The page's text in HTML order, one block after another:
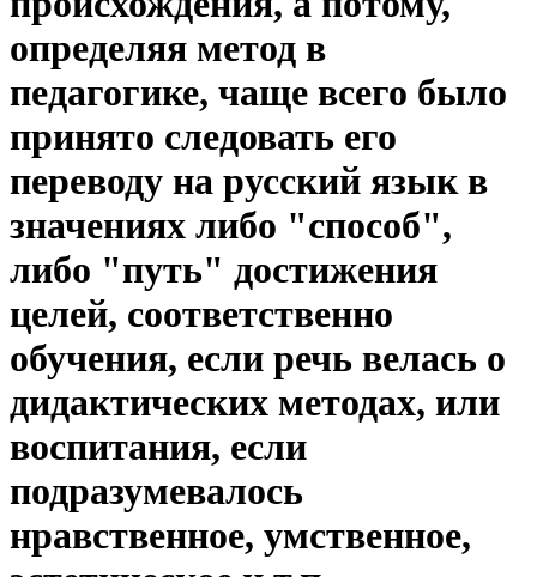
определяя метод в
педагогике, чаще всего было
принято следовать его
переводу на русский язык в
значениях либо "способ",
либо "путь" достижения
целей, соответственно
обучения, если речь велась о
дидактических методах, или
воспитания, если
подразумевалось
нравственное, умственное,